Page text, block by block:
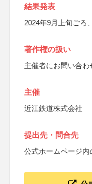
結果発表
2024年9月上旬ごろ
著作権の扱い
主催者にお問い合わ
主催
近江鉄道株式会社
提出先・問合先
公式ホームページ内